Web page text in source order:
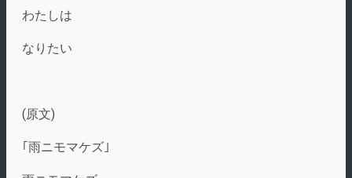
わたしは
なりたい
(原文)
｢雨ニモマケズ｣